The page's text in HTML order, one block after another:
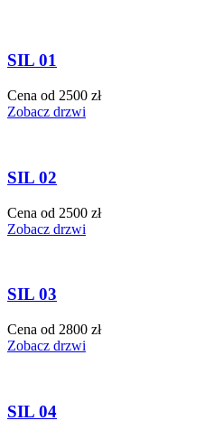
SIL 01
Cena od 2500 zł
Zobacz drzwi
SIL 02
Cena od 2500 zł
Zobacz drzwi
SIL 03
Cena od 2800 zł
Zobacz drzwi
SIL 04